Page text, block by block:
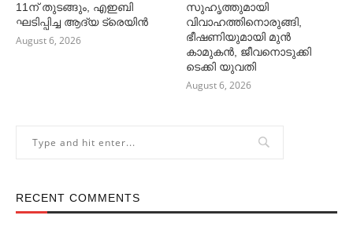
11ന് തുടങ്ങും, എഇബി
ഘടിപ്പിച്ച ആദ്യ ട്രെയിന്‍
August 6, 2026
സുഹൃത്തുമായി
വിവാഹത്തിനൊരുങ്ങി,
ഭീഷണിയുമായി മുൻ
കാമുകൻ, ജീവനൊടുക്കി
ടെക്കി യുവതി
August 6, 2026
RECENT COMMENTS